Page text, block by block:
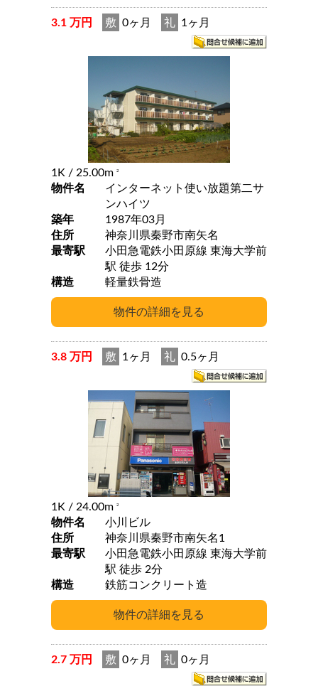
3.1 万円 敷 0ヶ月 礼 1ヶ月
1K / 25.00m 2
物件名
インターネット使い放題第二サ
ンハイツ
築年
1987年03月
住所
神奈川県秦野市南矢名
最寄駅
小田急電鉄小田原線 東海大学前
駅 徒歩 12分
構造
軽量鉄骨造
3.8 万円 敷 1ヶ月 礼 0.5ヶ月
1K / 24.00m 2
物件名
小川ビル
住所
神奈川県秦野市南矢名1
最寄駅
小田急電鉄小田原線 東海大学前
駅 徒歩 2分
構造
鉄筋コンクリート造
2.7 万円 敷 0ヶ月 礼 0ヶ月